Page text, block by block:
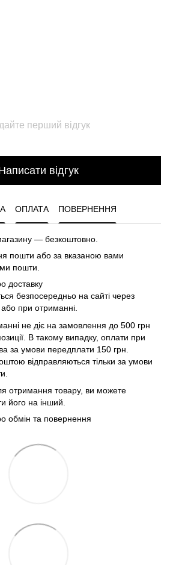
перший відгук
відгук
ОПЛАТА ПОВЕРНЕННЯ
— безкоштовно.
пошти або за вказаною вами
пошти.
доставку
безпосередньо на сайті через
при отриманні.
не діє на замовлення до 500 грн
В такому випадку, оплати при
за умови передплати 150 грн.
відправляються тільки за умови
отримання товару, ви можете
його на інший.
обмін та повернення